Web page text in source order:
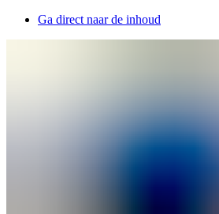
Ga direct naar de inhoud